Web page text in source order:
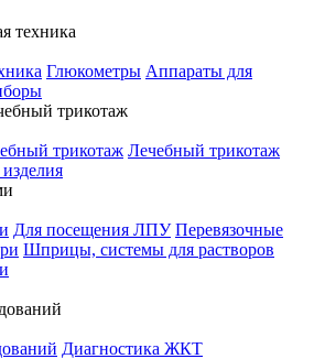
техника
Глюкометры Аппараты для
трикотаж
трикотаж Лечебный трикотаж
Для посещения ЛПУ Перевязочные
Шприцы, системы для растворов
Диагностика ЖКТ